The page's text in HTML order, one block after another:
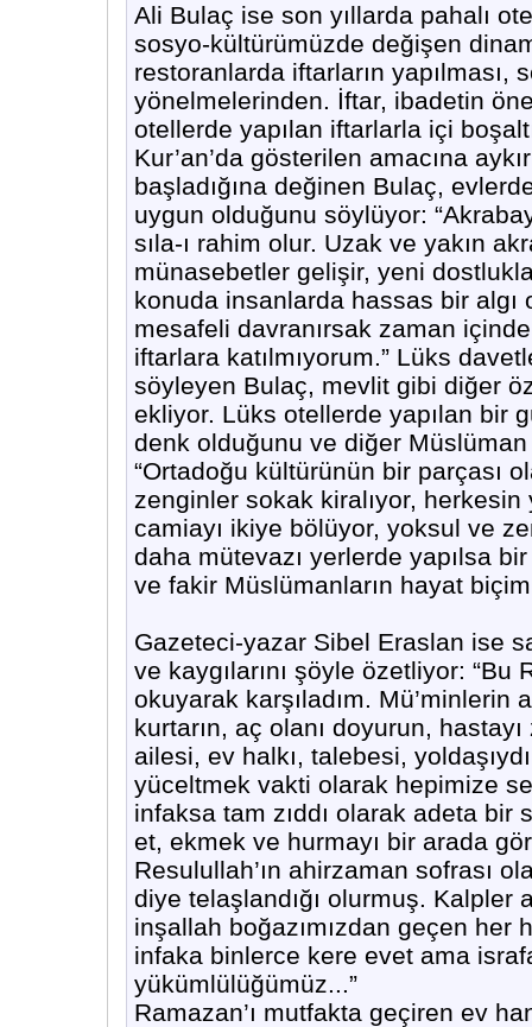
Ali Bulaç ise son yıllarda pahalı
sosyo-kültürümüzde değişen
restoranlarda iftarların
yönelmelerinden. İftar, ibadetin
otellerde yapılan iftarlarla içi
Kur’an’da gösterilen amacına
başladığına değinen Bulaç,
uygun olduğunu söylüyor:
sıla-ı rahim olur. Uzak ve yakın
münasebetler gelişir, yeni
konuda insanlarda hassas bir algı
mesafeli davranırsak zaman
iftarlara katılmıyorum.” Lüks
söyleyen Bulaç, mevlit gibi diğer
ekliyor. Lüks otellerde yapılan bir
denk olduğunu ve diğer
“Ortadoğu kültürünün bir parçası
zenginler sokak kiralıyor,
camiayı ikiye bölüyor, yoksul ve
daha mütevazı yerlerde yapılsa
ve fakir Müslümanların hayat
Gazeteci-yazar Sibel Eraslan ise
ve kaygılarını şöyle özetliyor: “Bu
okuyarak karşıladım.
kurtarın, aç olanı doyurun,
ailesi, ev halkı, talebesi,
yüceltmek vakti olarak hepimize
infaksa tam zıddı olarak adeta
et, ekmek ve hurmayı bir arada
Resulullah’ın ahirzaman sofrası
diye telaşlandığı olurmuş. Kalpler
inşallah boğazımızdan geçen
infaka binlerce kere evet ama
yükümlülüğümüz...”
Ramazan’ı mutfakta geçiren ev